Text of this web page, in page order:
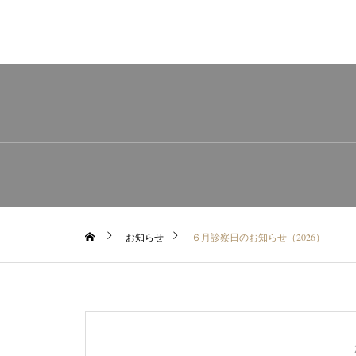
お知らせ ６月診察日のお知らせ（2026）